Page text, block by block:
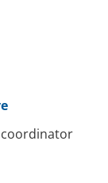
coordinator